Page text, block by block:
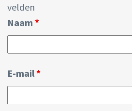
velden
Naam *
E-mail *